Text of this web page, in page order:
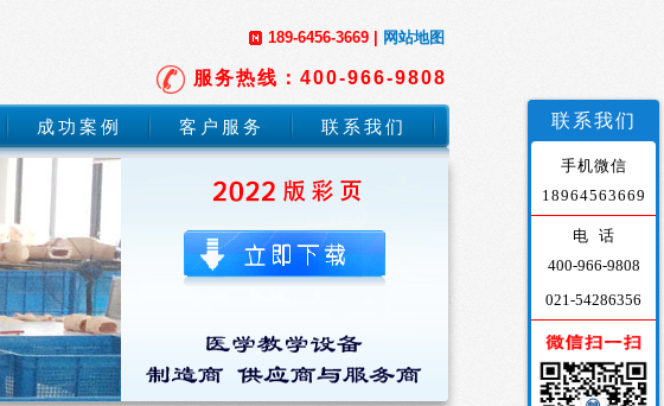
189-6456-3669 | 网站地图
服务热线：400-966-9808
成功案例 客户服务 联系我们 联系我们
手机微信
18964563669
电 话
400-966-9808
021-54286356